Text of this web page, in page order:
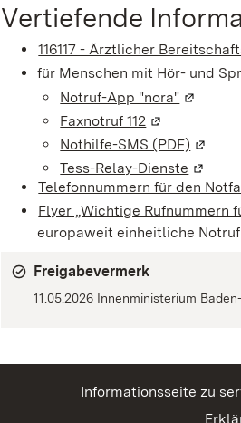
Vertiefende
116117 - Ärztlicher
für Menschen mit Hör- und
Notruf-App "nora" (Wird in
Faxnotruf 112 (Wird in
Nothilfe-SMS (PDF) (Wird
Tess-Relay-Dienste (Wird
Telefonnummern für den
Flyer „Wichtige Rufnummern
europaweit einheitliche
Freigabevermerk
11.05.2026 Innenministerium
Informationsseite zu